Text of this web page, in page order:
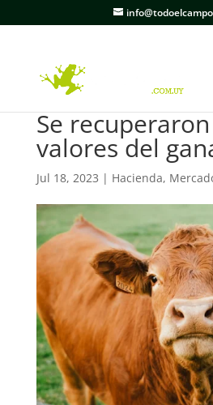
Se
valores del
Jul 18, 2023 | Hacienda,